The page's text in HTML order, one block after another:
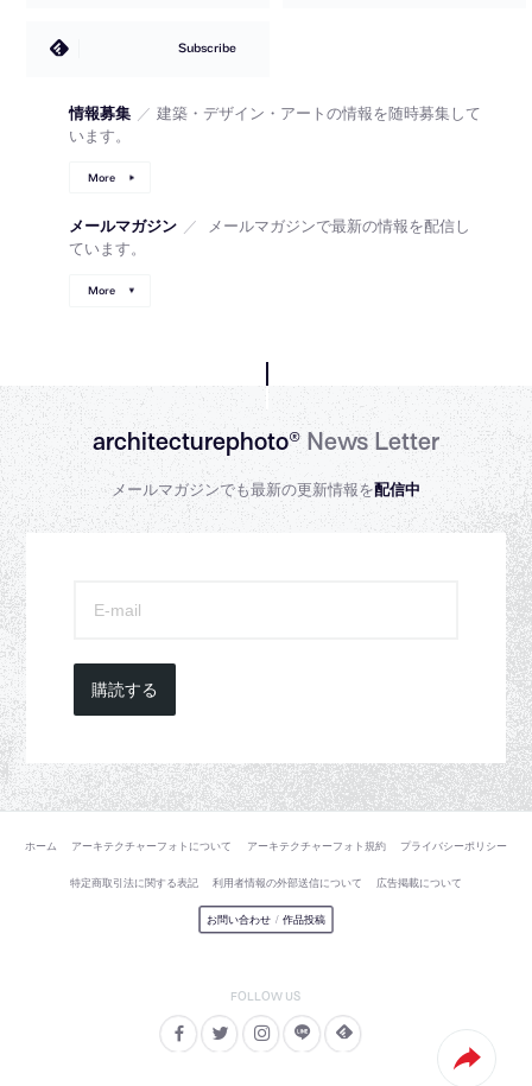
Subscribe
情報募集 ／ 建築・デザイン・アートの情報を随時募集して
います。
More
メールマガジン ／
メールマガジンで最新の情報を配信し
ています。
More
architecturephoto®News Letter
メールマガジンでも最新の更新情報を配信中
購読する
ホーム アーキテクチャーフォトについて アーキテクチャーフォト規約 プライバシーポリシー
特定商取引法に関する表記 利用者情報の外部送信について 広告掲載について
お問い合わせ / 作品投稿